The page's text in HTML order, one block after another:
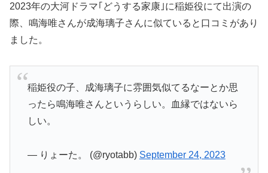
2023年の大河ドラマ｢どうする家康｣に稲姫役にて出演の
際、鳴海唯さんが成海璃子さんに似ていると口コミがあり
ました。
稲姫役の子、成海璃子に雰囲気似てるなーとか思
ったら鳴海唯さんというらしい。血縁ではないら
しい。
— りょーた。 (@ryotabb) September 24, 2023